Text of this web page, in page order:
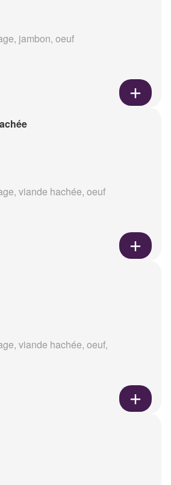
jambon, oeuf
viande hachée, oeuf
viande hachée, oeuf,